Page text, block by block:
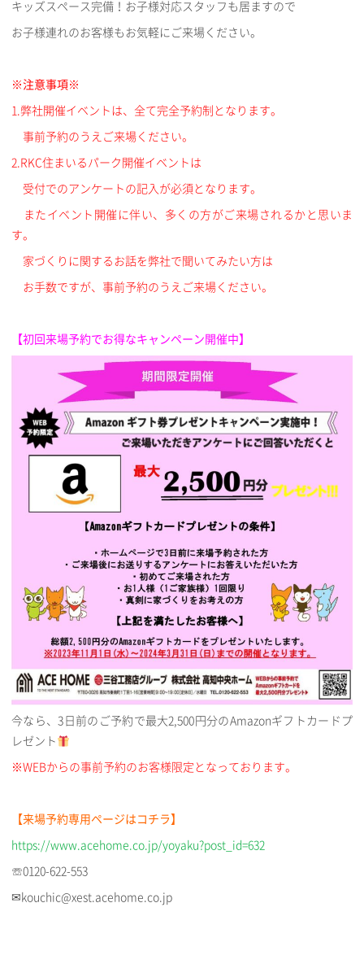
キッズスペース完備！お子様対応スタッフも居ますので
お子様連れのお客様もお気軽にご来場ください。
※注意事項※
1.弊社開催イベントは、全て完全予約制となります。
事前予約のうえご来場ください。
2.RKC住まいるパーク開催イベントは
受付でのアンケートの記入が必須となります。
またイベント開催に伴い、多くの方がご来場されるかと思いま
す。
家づくりに関するお話を弊社で聞いてみたい方は
お手数ですが、事前予約のうえご来場ください。
【初回来場予約でお得なキャンペーン開催中】
今なら、3日前のご予約で最大2,500円分のAmazonギフトカードプ
レゼント
※WEBからの事前予約のお客様限定となっております。
【来場予約専用ページはコチラ】
https://www.acehome.co.jp/yoyaku?post_id=632
☏0120-622-553
✉kouchic@xest.acehome.co.jp